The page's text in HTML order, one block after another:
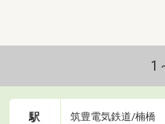
1
駅 筑豊電気鉄道/楠橋